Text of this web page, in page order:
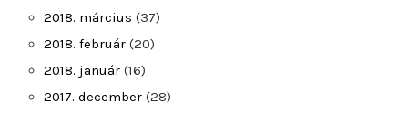
2018. március (37)
2018. február (20)
2018. január (16)
2017. december (28)